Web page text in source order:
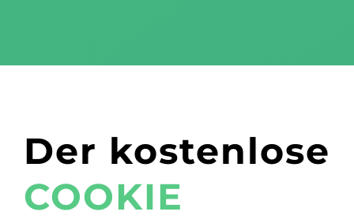
Der kostenlose
COOKIE